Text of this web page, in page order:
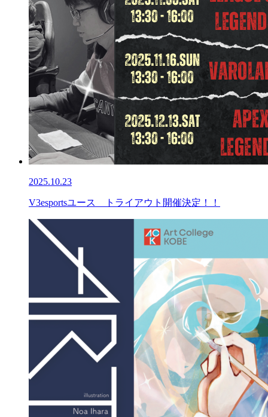
2025.10.23
V3esportsユース トライアウト開催決定！！